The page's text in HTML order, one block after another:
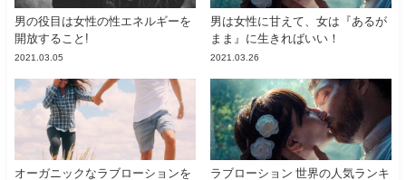
男の役目は女性の性エネルギーを
開放すること!
2021.03.05
男は女性に甘えて、女は『あるが
まま』に生きればいい！
2021.03.26
オーガニックなラブローションを
ラブローション 世界の人気ランキ